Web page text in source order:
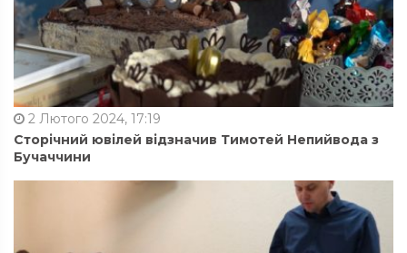
2 Лютого 2024, 17:19
Сторічний ювілей відзначив Тимотей Непийвода з
Бучаччини